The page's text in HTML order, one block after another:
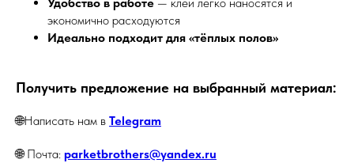
Удобство в работе — клеи легко наносятся и
экономично расходуются
Идеально подходит для «тёплых полов»
Получить предложение на выбранный материал:
🌐Написать нам в Telegram
🌐 Почта: parketbrothers@yandex.ru